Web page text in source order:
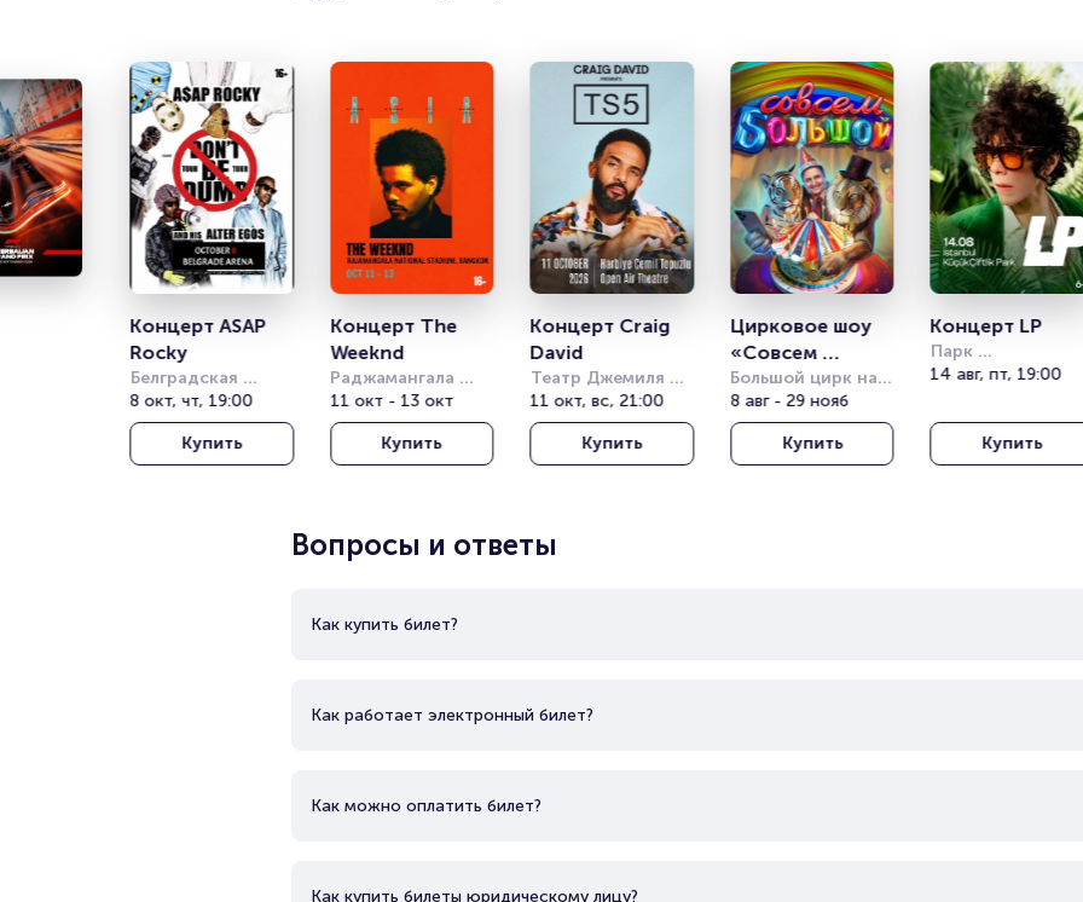
Подробнее о том, как вернуть, сдать или продать
читайте в разделах:
Продать билет
Брокерам
Организаторам
Концерт ASAP
Rocky
Белградская
Арена (бывш.
Штарк Арена)
8 окт, чт, 19:00
Купить
Концерт The
Weeknd
Раджамангала
Нэшнл Стэдиум
(Rajamangala
National Stadium)
11 окт - 13 окт
Купить
Концерт Craig
David
Театр Джемиля
Топузлу под
открытым небом
(Harbiye Cemil
Topuzlu Open Air
11 окт, вс, 21:00
Купить
Цирковое шоу
«Совсем
большой»
Большой цирк на
проспекте
Вернадского
8 авг - 29 нояб
Купить
Концерт LP
Парк
Кучукчифтлик
14 авг, пт, 19:00
Купить
Вопросы и ответы
Как купить билет?
Как работает электронный билет?
Как можно оплатить билет?
Как купить билеты юридическому лицу?